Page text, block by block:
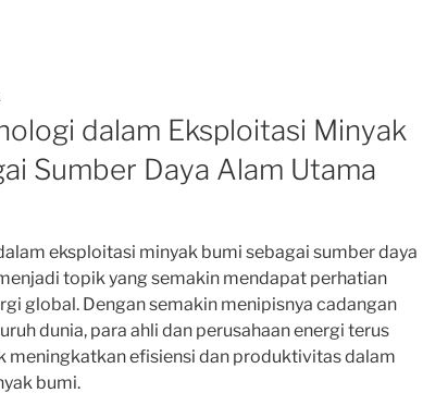
dalam Eksploitasi Minyak
Sumber Daya Alam Utama
eksploitasi minyak bumi sebagai sumber daya
topik yang semakin mendapat perhatian
global. Dengan semakin menipisnya cadangan
dunia, para ahli dan perusahaan energi terus
meningkatkan efisiensi dan produktivitas dalam
bumi.